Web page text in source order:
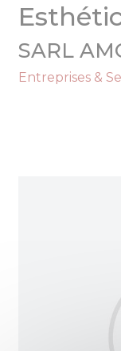
SARL
Entreprises &